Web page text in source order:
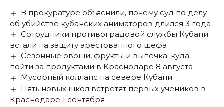
В прокуратуре объяснили, почему суд по делу
об убийстве кубанских аниматоров длился 3 года
Сотрудники противоградовой службы Кубани
встали на защиту арестованного шефа
Сезонные овощи, фрукты и выпечка: куда
пойти за продуктами в Краснодаре 8 августа
Мусорный коллапс на севере Кубани
Пять новых школ встретят первых учеников в
Краснодаре 1 сентября